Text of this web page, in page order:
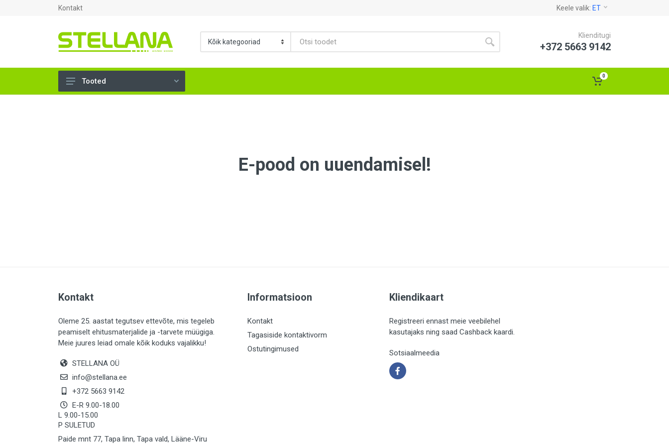
Kontakt Keele valik: ET
Klienditugi
+372 5663 9142
LIISTUD (183)
KIVID (31)
KATTED (133)
MAALRITARBED (1029)
SOOJUSTUS (15)
KEEMIA (222)
TÖÖRIIDED (117)
SAUN (8)
Tooted
0
E-pood on uuendamisel!
Kontakt
Oleme 25. aastat tegutsev ettevõte, mis tegeleb
peamiselt ehitusmaterjalide ja -tarvete müügiga.
Meie juures leiad omale kõik koduks vajalikku!
STELLANA OÜ
info@stellana.ee
+372 5663 9142
E-R 9.00-18.00
L 9.00-15.00
P SULETUD
Paide mnt 77, Tapa linn, Tapa vald, Lääne-Viru
Informatsioon
Kontakt
Tagasiside kontaktivorm
Ostutingimused
Kliendikaart
Registreeri ennast meie veebilehel
kasutajaks ning saad Cashback kaardi.
Sotsiaalmeedia